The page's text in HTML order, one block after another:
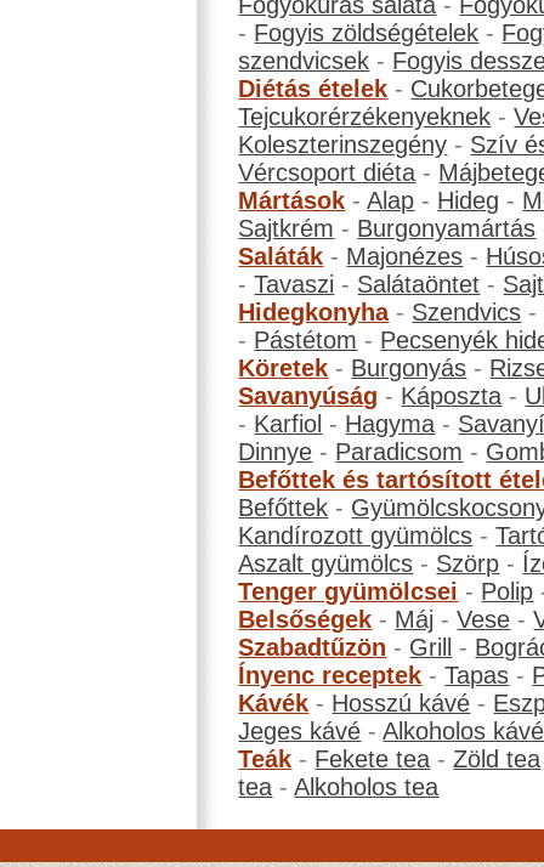
- Fogyis zöldségételek -
szendvicsek - Fogyis
Diétás ételek -
Tejcukorérzékenyeknek -
Koleszterinszegény - Szív
Vércsoport diéta -
Mártások -Alap - Hideg -
Sajtkrém - Burgonyamártás
Saláták - Majonézes -
-Tavaszi - Salátaöntet -
Hidegkonyha- Szendvics -
- Pástétom - Pecsenyék
Köretek - Burgonyás -
Savanyúság - Káposzta -
- Karfiol - Hagyma -
Dinnye - Paradicsom -
Befőttek és tartósított
Befőttek -
Kandírozott gyümölcs -
Aszalt gyümölcs - Szörp -
Tenger gyümölcsei - Polip
Belsőségek - Máj -Vese -
Szabadtűzön - Grill -
Ínyenc receptek -Tapas -
Kávék - Hosszú kávé -
Jeges kávé -Alkoholos kávé
Teák - Fekete tea -Zöld tea
tea -Alkoholos tea